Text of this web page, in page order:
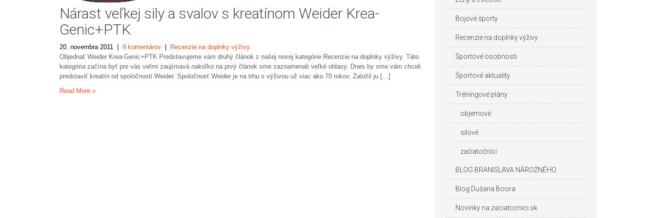
Nárast veľkej sily a svalov s kreatínom Weider Krea-
Genic+PTK
20. novembra 2011 9 komentárov
Recenzie na doplnky výživy
Objednať Weider Krea-Genic+PTK Predstavujeme vám druhý článok z našej novej kategórie Recenzie na doplnky výživy. Táto
kategória začína byť pre vás veľmi zaujímavá nakoľko na prvý článok sme zaznamenali veľké ohlasy. Dnes by sme vám chceli
predstaviť kreatín od spoločnosti Weider. Spoločnosť Weider je na trhu s výživou už viac ako 70 rokov. Založil ju […]
Read More »
Bojové športy
Recenzie na doplnky výživy
Športové osobnosti
Športové aktuality
Tréningové plány
objemové
silové
začiatočníci
BLOG BRANISLAVA NÁROŽNÉHO
Blog Dušana Boora
Novinky na zaciatocnici.sk